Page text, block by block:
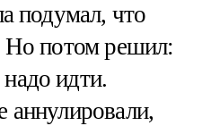
подумал, что
Но потом решил:
идти.
аннулировали,